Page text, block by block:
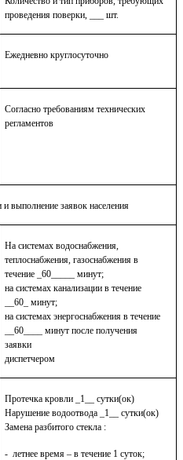
проведения поверки, ___ шт.
Ежедневно круглосуточно
Согласно требованиям технических
регламентов
выполнение заявок населения
На системах водоснабжения,
теплоснабжения, газоснабжения в
течение _60_____ минут;
на системах канализации в течение
__60_ минут;
на системах энергоснабжения в течение
__60____ минут после получения
заявки
диспетчером
Протечка кровли _1__ сутки(ок)
Нарушение водоотвода _1__ сутки(ок)
Замена разбитого стекла :
- летнее время – в течение 1 суток;